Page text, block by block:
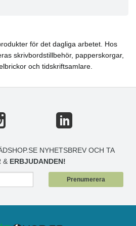
för det dagliga arbetet. Hos
skrivbordstillbehör, papperskorgar,
och tidskriftsamlare.
NYHETSBREV OCH TA
& ERBJUDANDEN!
Prenumerera